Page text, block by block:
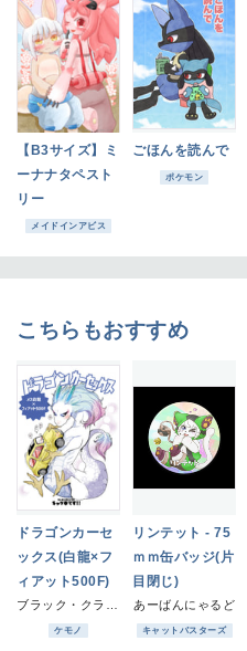
【B3サイズ】ミ
ーナナタペスト
リー
メイドインアビス
ごほんを読んで
ポケモン
こちらもおすすめ
ドラゴンカーセ
ックス(白龍×フ
ィアット500F)
ケモノ
リンテット - 75
ｍｍ缶バッジ(片
目閉じ)
あーばんにゃるど
キャットバスターズ